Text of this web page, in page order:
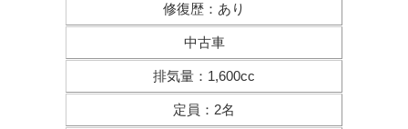
修復歴 ： あり
中古車
排気量 ： 1,600cc
定員 ： 2名